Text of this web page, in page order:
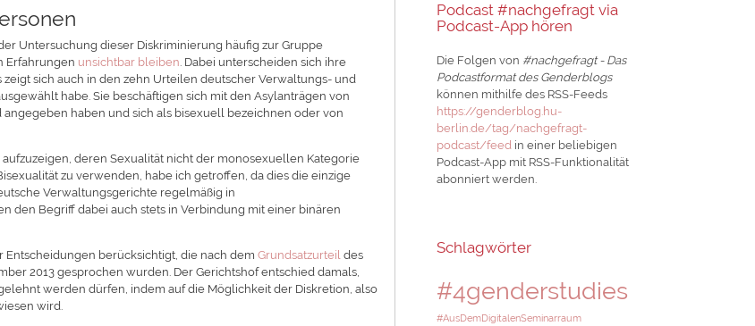
Untersuchung dieser Diskriminierung häufig zur Gruppe
Erfahrungen unsichtbar bleiben . Dabei unterscheiden sich ihre
sich auch in den zehn Urteilen deutscher Verwaltungs- und
habe. Sie beschäftigen sich mit den Asylanträgen von
haben und sich als bisexuell bezeichnen oder von
deren Sexualität nicht der monosexuellen Kategorie
zu verwenden, habe ich getroffen, da dies die einzige
Verwaltungsgerichte regelmäßig in
den Begriff dabei auch stets in Verbindung mit einer binären
Entscheidungen berücksichtigt, die nach demGrundsatzurteil des
2013 gesprochen wurden. Der Gerichtshof entschied damals,
werden dürfen, indem auf die Möglichkeit der Diskretion, also
wird.
Podcast #nachgefragt via
Podcast-App hören
Die Folgen von #nachgefragt - Das
Podcastformat des Genderblogs
können mithilfe des RSS-Feeds
https://genderblog.hu-
berlin.de/tag/nachgefragt-
podcast/feed in einer beliebigen
Podcast-App mit RSS-Funktionalität
abonniert werden.
Schlagwörter
#4genderstudies
#AusDemDigitalenSeminarraum